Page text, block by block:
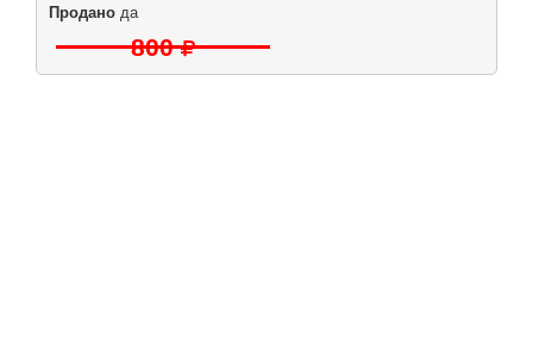
Продано да
800